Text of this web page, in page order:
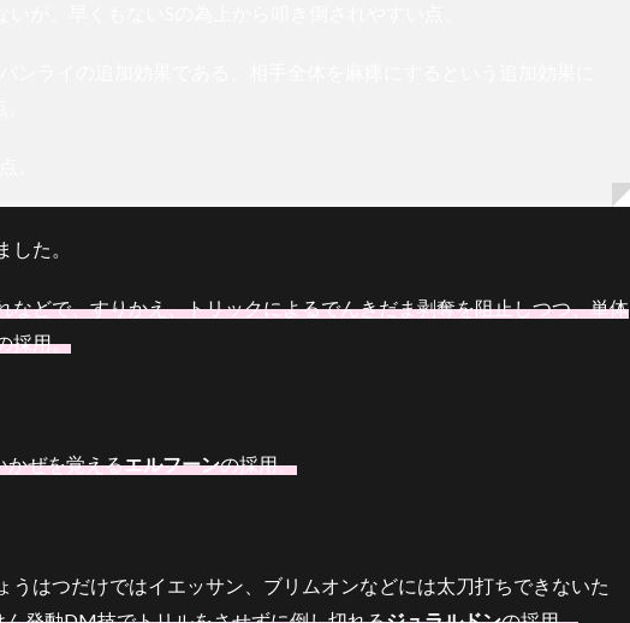
た。
などで、すりかえ、トリックによるでんきだま剥奪を阻止しつつ、単体
採用。
かぜを覚えるエルフーンの採用。
はつだけではイエッサン、ブリムオンなどには太刀打ちできないた